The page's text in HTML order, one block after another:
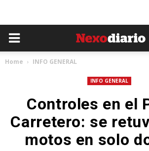
Home INFO GENERAL
INFO GENERAL
Controles en el
Carretero: se
motos en solo